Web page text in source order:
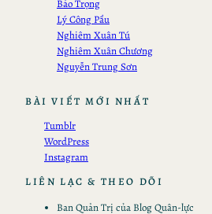
Bảo Trọng
Lý Công Pẩu
Nghiêm Xuân Tú
Nghiêm Xuân Chương
Nguyễn Trung Sơn
BÀI VIẾT MỚI NHẤT
Tumblr
WordPress
Instagram
LIÊN LẠC & THEO DÕI
Ban Quản Trị của Blog Quân-lực